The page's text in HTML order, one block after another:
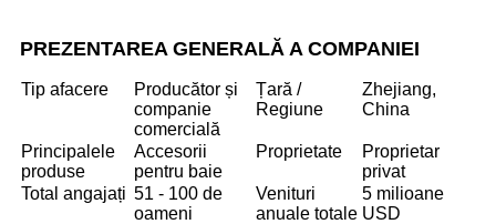
PREZENTAREA GENERALĂ A COMPANIEI
Tip afacere
Producător și
companie
comercială
Țară /
Regiune
Zhejiang,
China
Principalele
produse
Accesorii
pentru baie
Proprietate
Proprietar
privat
Total angajați 51 - 100 de
oameni
Venituri
anuale totale
5 milioane
USD